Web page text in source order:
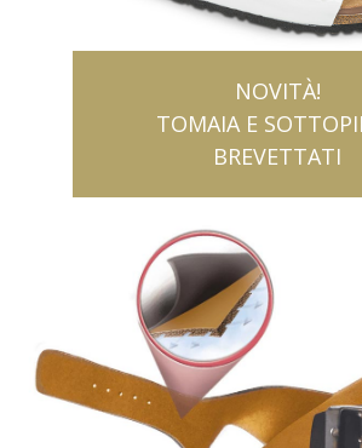
NOVITÀ!
TOMAIA E
BREVETTATI